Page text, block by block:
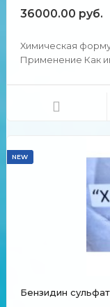
36000.00 руб.
Химическая
Применение Как
вспышки: 203.5
NEW
Бензидин сульфат